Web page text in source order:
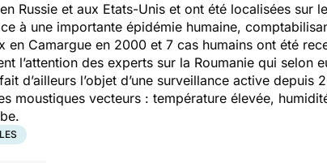
Russie et aux Etats-Unis et ont été localisées
à une importante épidémie humaine,
en Camargue en 2000 et 7 cas humains ont été
l’attention des experts sur la Roumanie qui selon
d’ailleurs l’objet d’une surveillance active
moustiques vecteurs : température élevée,